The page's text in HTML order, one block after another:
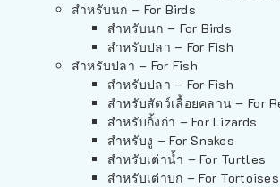
สำหรับนก – For Birds
สำหรับนก – For Birds
สำหรับปลา – For Fish
สำหรับปลา – For Fish
สำหรับปลา – For Fish
สำหรับสัตว์เลื้อยคลาน – For
สำหรับกิ้งก่า – For Lizards
สำหรับงู – For Snakes
สำหรับเต่าน้ำ – For Turtles
สำหรับเต่าบก – For Tortoises